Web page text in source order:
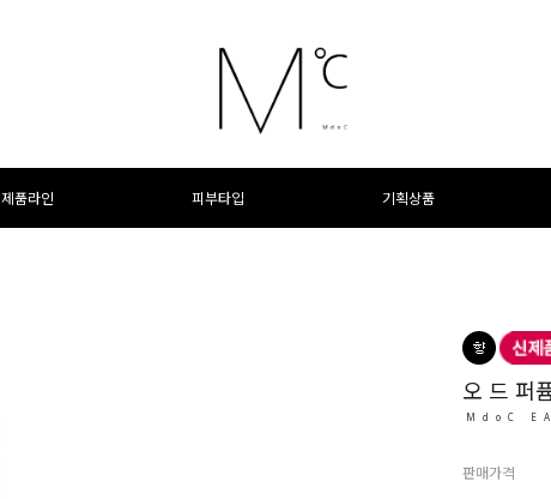
제품라인 피부타입 기획상품
오 드 퍼
MdoC
판매가격